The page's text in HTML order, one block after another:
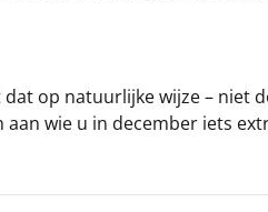
op natuurlijke wijze –
wie u in december iets